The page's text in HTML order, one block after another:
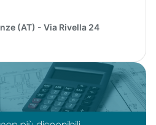
(AT) - Via Rivella 24